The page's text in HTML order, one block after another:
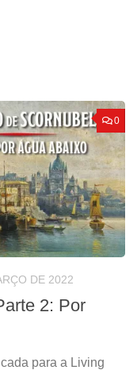
0
DE 2022
2: Por
para a Living